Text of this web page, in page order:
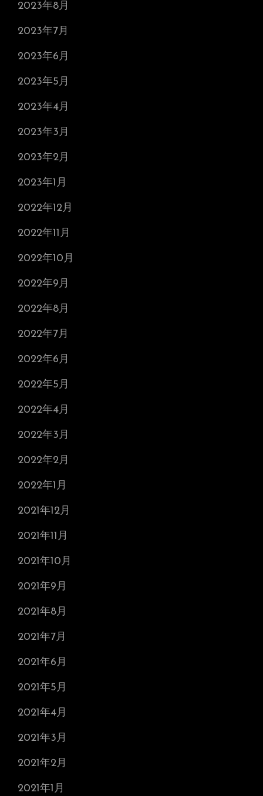
2023年8月
2023年7月
2023年6月
2023年5月
2023年4月
2023年3月
2023年2月
2023年1月
2022年12月
2022年11月
2022年10月
2022年9月
2022年8月
2022年7月
2022年6月
2022年5月
2022年4月
2022年3月
2022年2月
2022年1月
2021年12月
2021年11月
2021年10月
2021年9月
2021年8月
2021年7月
2021年6月
2021年5月
2021年4月
2021年3月
2021年2月
2021年1月